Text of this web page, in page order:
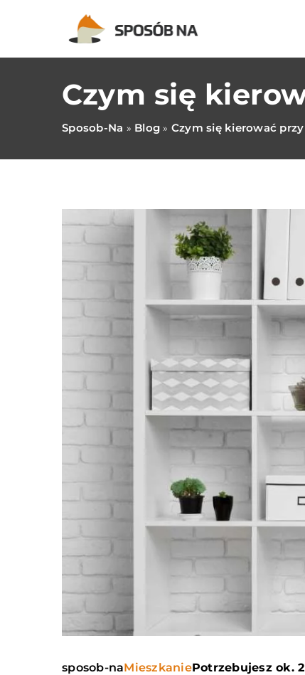
Czym się
Sposob-Na » Blog » Czym się kierować
sposob-naMieszkaniePotrzebujesz ok.